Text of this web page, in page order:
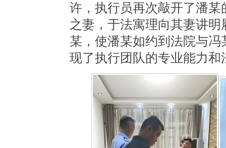
许 ，执行员再次敲开了潘
之妻，于法寓理向其妻讲
某，使潘某如约到法院与
现了执行团队的专业能力